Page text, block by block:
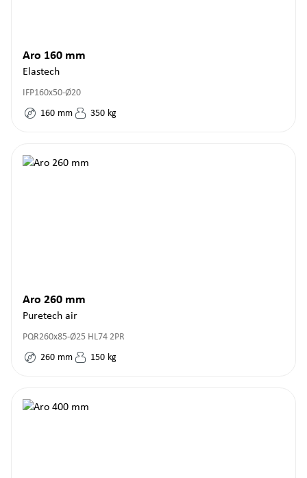
Aro 160 mm
Elastech
IFP160x50-Ø20
160 mm 350 kg
Aro 260 mm
Puretech air
PQR260x85-Ø25 HL74 2PR
260 mm 150 kg